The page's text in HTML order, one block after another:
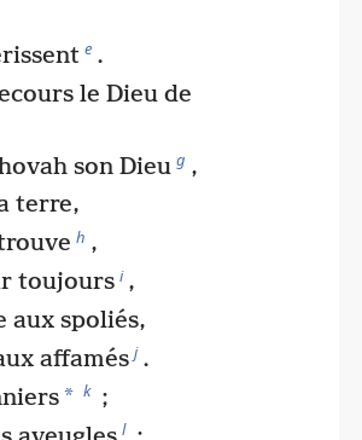
e .
le Dieu de
son Dieu g ,
terre,
h ,
toujours i ,
spoliés,
affamés j .
* k ;
l